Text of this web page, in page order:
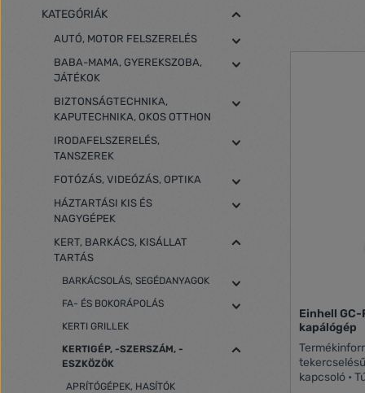
KATEGÓRIÁK
AUTÓ, MOTOR FELSZERELÉS
BABA-MAMA, GYEREKSZOBA,
JÁTÉKOK
BIZTONSÁGTECHNIKA,
KAPUTECHNIKA, OKOS OTTHON
IRODAFELSZERELÉS,
TANSZEREK
FOTÓZÁS, VIDEÓZÁS, OPTIKA
HÁZTARTÁSI KIS ÉS
NAGYGÉPEK
KERT, BARKÁCS, KISÁLLAT
TARTÁS
BARKÁCSOLÁS, SEGÉDANYAGOK
FA- ÉS BOKORÁPOLÁS
KERTI GRILLEK
KERTIGÉP, -SZERSZÁM, -
ESZKÖZÖK
APRÍTÓGÉPEK, HASÍTÓK
Einhell GC-
kapálógép
Termékinformációk: •
kapcsoló •